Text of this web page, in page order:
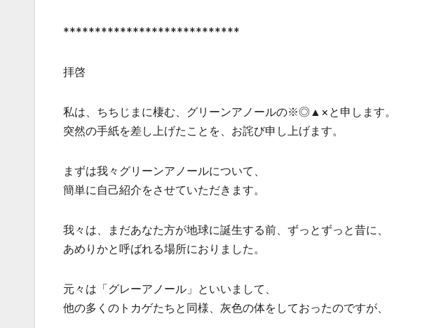
****************************
拝啓
私は、ちちじまに棲む、グリーンアノールの※◎▲×と申します。
突然の手紙を差し上げたことを、お詫び申し上げます。
まずは我々グリーンアノールについて、
簡単に自己紹介をさせていただきます。
我々は、まだあなた方が地球に誕生する前、ずっとずっと昔に、
あめりかと呼ばれる場所におりました。
元々は「グレーアノール」といいまして、
他の多くのトカゲたちと同様、灰色の体をしておったのですが、